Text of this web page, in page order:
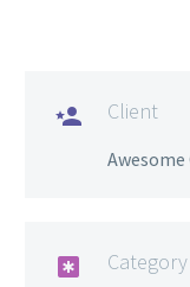
 Client
Awesome
 Category